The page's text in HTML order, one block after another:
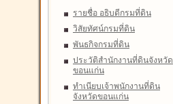
รายชื่อ อธิบดีกรมที่ดิน
วิสัยทัศน์กรมที่ดิน
พันธกิจกรมที่ดิน
ประวัติสำนักงานที่ดินจังหวัด
ขอนแก่น
ทำเนียบเจ้าพนักงานที่ดิน
จังหวัดขอนแก่น